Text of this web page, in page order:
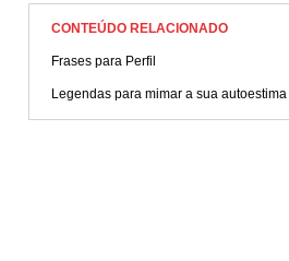
CONTEÚDO RELACIONADO
Frases para Perfil
Legendas para mimar a sua autoestima